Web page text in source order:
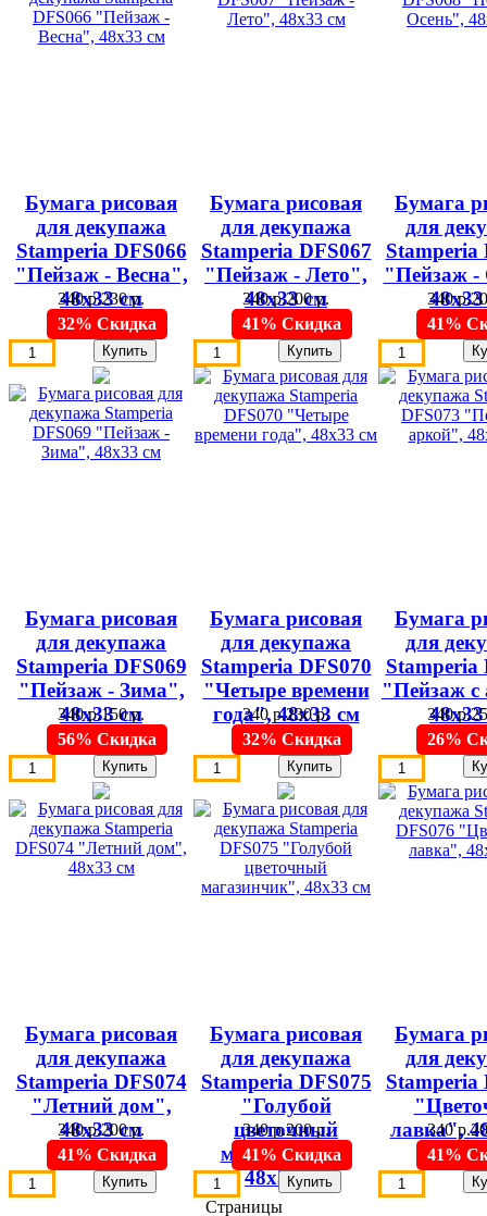
Бумага рисовая
для декупажа
Stamperia DFS066
"Пейзаж - Весна",
48х33 см
340 р.230 р.
32% Скидка
Бумага рисовая
для декупажа
Stamperia DFS067
"Пейзаж - Лето",
48х33 см
340 р.200 р.
41% Скидка
Бумага
для
Stamperia
"Пейзаж -
340 р.
41%
Бумага рисовая
для декупажа
Stamperia DFS069
"Пейзаж - Зима",
48х33 см
340 р.150 р.
56% Скидка
Бумага рисовая
для декупажа
Stamperia DFS070
"Четыре времени
года", 48х33 см
340 р.230 р.
32% Скидка
Бумага
для
Stamperia
"Пейзаж с
340 р.
26%
Бумага рисовая
для декупажа
Stamperia DFS074
"Летний дом",
48х33 см
340 р.200 р.
41% Скидка
Бумага рисовая
для декупажа
Stamperia DFS075
"Голубой
цветочный
магазинчик",
48х33 см
340 р.200 р.
41% Скидка
Бумага
для
Stamperia
лавка",
340 р.
41%
Страницы